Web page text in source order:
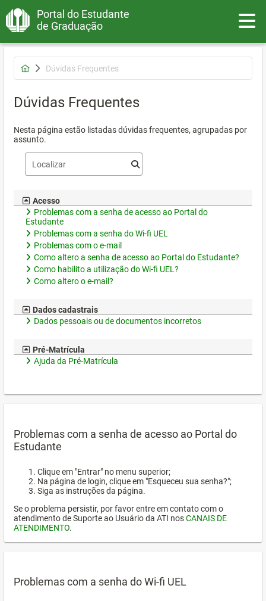
Portal do Estudante
de Graduação
Dúvidas Frequentes
Dúvidas Frequentes
Nesta página estão listadas dúvidas frequentes, agrupadas por
assunto.
Acesso
Problemas com a senha de acesso ao Portal do
Estudante
Problemas com a senha do Wi-fi UEL
Problemas com o e-mail
Como altero a senha de acesso ao Portal do Estudante?
Como habilito a utilização do Wi-fi UEL?
Como altero o e-mail?
Dados cadastrais
Dados pessoais ou de documentos incorretos
Pré-Matrícula
Ajuda da Pré-Matrícula
Problemas com a senha de acesso ao Portal do
Estudante
Clique em "Entrar" no menu superior;
Na página de login, clique em "Esqueceu sua senha?";
Siga as instruções da página.
Se o problema persistir, por favor entre em contato com o
atendimento de Suporte ao Usuário da ATI nosCANAIS DE
ATENDIMENTO.
Problemas com a senha do Wi-fi UEL